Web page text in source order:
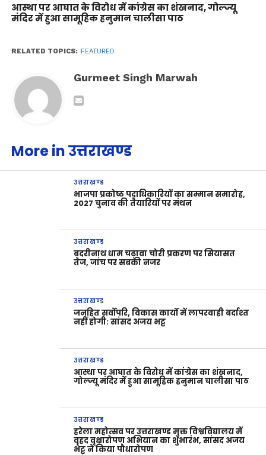
आस्था पर आघात के विरोध में कांग्रेस का शंखनाद, गोल्ज्यू
मंदिर में हुआ सामूहिक हनुमान चालीसा पाठ
RELATED TOPICS: FEATURED
Gurmeet Singh Marwah
More in उत्तराखण्ड
उत्तराखण्ड
भाजपा प्रकोष्ठ पदाधिकारियों का सम्मान समारोह,
2027 चुनाव की तैयारियों पर मंथन
उत्तराखण्ड
बदरीनाथ धाम चढ़ावा चोरी प्रकरण पर सियासत
तेज, जांच पर सबकी नजर
उत्तराखण्ड
जनहित सर्वोपरि, विकास कार्यों में लापरवाही बर्दाश्त
नहीं होगी: सांसद अजय भट्ट
उत्तराखण्ड
आस्था पर आघात के विरोध में कांग्रेस का शंखनाद,
गोल्ज्यू मंदिर में हुआ सामूहिक हनुमान चालीसा पाठ
उत्तराखण्ड
हरेला महोत्सव पर उत्तराखण्ड मुक्त विश्वविद्यालय में
वृहद वृक्षारोपण अभियान का शुभारंभ, सांसद अजय
भट्ट ने किया पौधारोपण